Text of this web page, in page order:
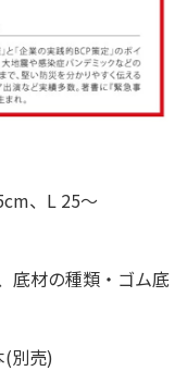
、L 25～
底材の種類・ゴム底
(別売)